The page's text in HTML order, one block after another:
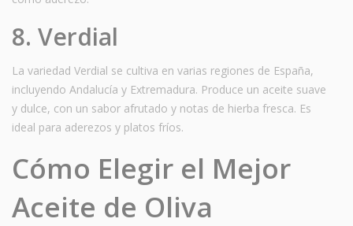
8. Verdial
La variedad Verdial se cultiva en varias regiones de España,
incluyendo Andalucía y Extremadura. Produce un aceite suave
y dulce, con un sabor afrutado y notas de hierba fresca. Es
ideal para aderezos y platos fríos.
Cómo Elegir el Mejor
Aceite de Oliva